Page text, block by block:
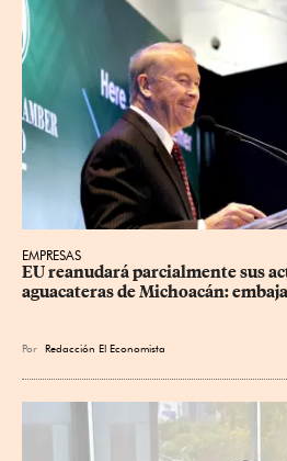
EMPRESAS
EU reanudará parcialmente sus
aguacateras de Michoacán:
Por Redacción El Economista